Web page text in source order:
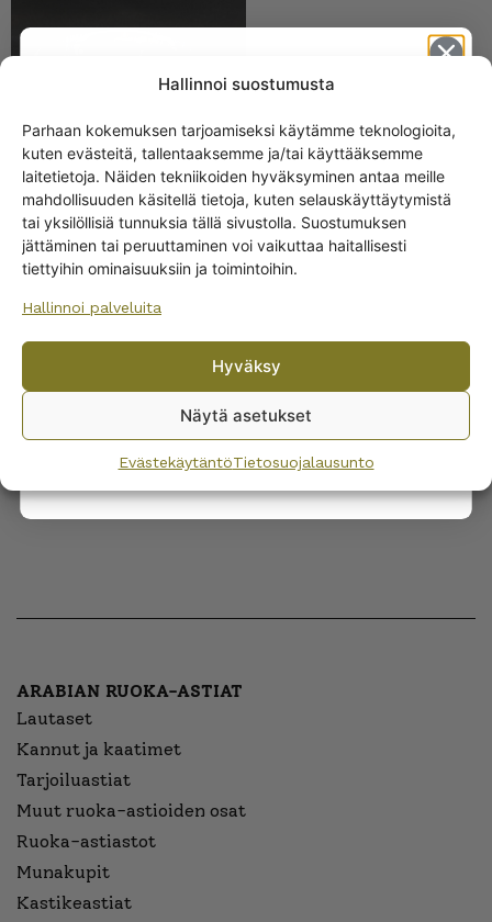
Hallinnoi suostumusta
Parhaan kokemuksen tarjoamiseksi käytämme teknologioita,
kuten evästeitä, tallentaaksemme ja/tai käyttääksemme
laitetietoja. Näiden tekniikoiden hyväksyminen antaa meille
mahdollisuuden käsitellä tietoja, kuten selauskäyttäytymistä
tai yksilöllisiä tunnuksia tällä sivustolla. Suostumuksen
jättäminen tai peruuttaminen voi vaikuttaa haitallisesti
tiettyihin ominaisuuksiin ja toimintoihin.
Hallinnoi palveluita
Hyväksy
Näytä asetukset
EvästekäytäntöTietosuojalausunto
Iittala Maininki lautanen
26 cm
ARABIAN RUOKA-ASTIAT
Lautaset
Kannut ja kaatimet
Tarjoiluastiat
Muut ruoka-astioiden osat
Ruoka-astiastot
Munakupit
Kastikeastiat
Get -5%
off?
Yes! I want the discount
By subscribing to the newsletter, you consent to receiving messages from
privacy policy.